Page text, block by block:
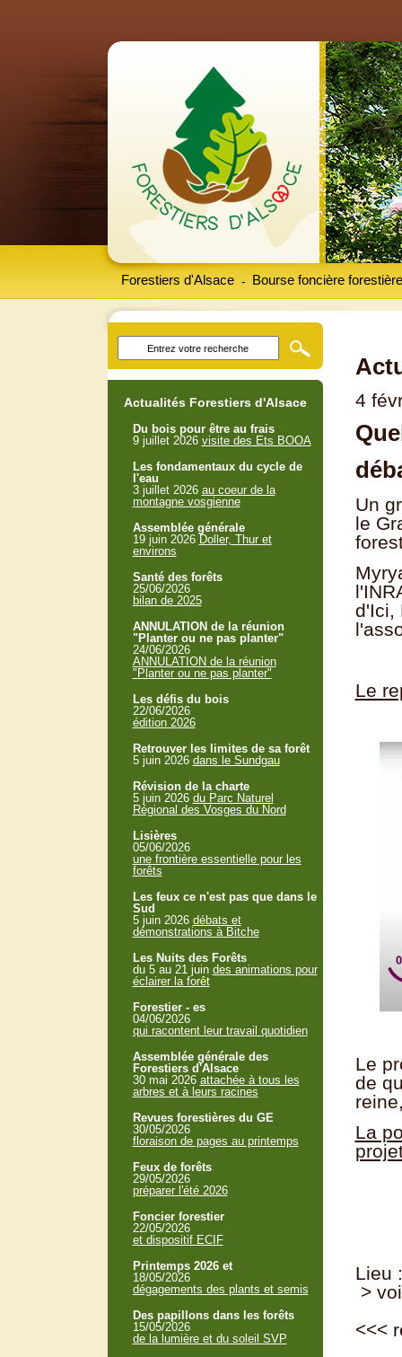
Forestiers d'Alsace Bourse foncière forestière
-
4
Un
le
d'Ici,
Le
Le
de
La
Lieu
>
<<<
Actualités Forestiers d'Alsace
Du bois pour être au frais
9 juillet 2026 visite des Ets BOOA
Les fondamentaux du cycle de
l'eau
3 juillet 2026 au coeur de la
montagne vosgienne
Assemblée générale
19 juin 2026 Doller, Thur et
environs
Santé des forêts
25/06/2026
bilan de 2025
ANNULATION de la réunion
"Planter ou ne pas planter"
24/06/2026
ANNULATION de la réunion
"Planter ou ne pas planter"
Les défis du bois
22/06/2026
édition 2026
Retrouver les limites de sa forêt
5 juin 2026 dans le Sundgau
Révision de la charte
5 juin 2026 du Parc Naturel
Régional des Vosges du Nord
Lisières
05/06/2026
une frontière essentielle pour les
forêts
Les feux ce n'est pas que dans le
Sud
5 juin 2026 débats et
démonstrations à Bitche
Les Nuits des Forêts
du 5 au 21 juin des animations pour
éclairer la forêt
Forestier - es
04/06/2026
qui racontent leur travail quotidien
Assemblée générale des
Forestiers d'Alsace
30 mai 2026 attachée à tous les
arbres et à leurs racines
Revues forestières du GE
30/05/2026
floraison de pages au printemps
Feux de forêts
29/05/2026
préparer l'été 2026
Foncier forestier
22/05/2026
et dispositif ECIF
Printemps 2026 et
18/05/2026
dégagements des plants et semis
Des papillons dans les forêts
15/05/2026
de la lumière et du soleil SVP